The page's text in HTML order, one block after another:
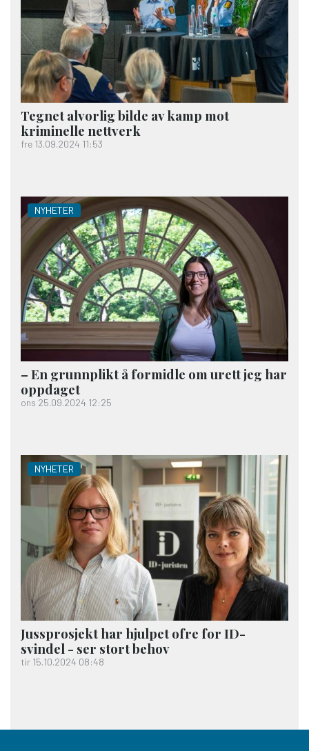
Tegnet alvorlig bilde av kamp mot
kriminelle nettverk
fre 13.09.2024 11:53
NYHETER
– En grunnplikt å formidle om urett jeg har
oppdaget
ons 25.09.2024 12:25
NYHETER
Jussprosjekt har hjulpet ofre for ID-
svindel - ser stort behov
tir 15.10.2024 08:48